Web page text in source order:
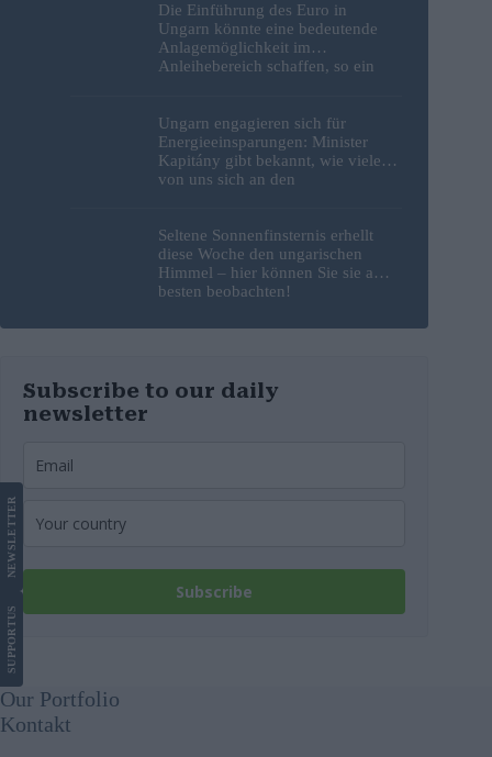
Die Einführung des Euro in
Ungarn könnte eine bedeutende
Anlagemöglichkeit im
Anleihebereich schaffen, so ein
Ungarn engagieren sich für
Energieeinsparungen: Minister
Kapitány gibt bekannt, wie viele
von uns sich an den
Seltene Sonnenfinsternis erhellt
diese Woche den ungarischen
Himmel – hier können Sie sie am
besten beobachten!
Subscribe to our daily
newsletter
Subscribe
SUPPORT
US
NEWS
LETTER
Our Portfolio
Kontakt